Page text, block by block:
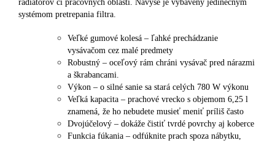
radiátorov či pracovných oblastí. Navyše je vybavený jedinečným
systémom pretrepania filtra.
Veľké gumové kolesá – ľahké prechádzanie
vysávačom cez malé predmety
Robustný – oceľový rám chráni vysávač pred nárazmi
a škrabancami.
Výkon – o silné sanie sa stará celých 780 W výkonu
Veľká kapacita – prachové vrecko s objemom 6,25 l
znamená, že ho nebudete musieť meniť príliš často
Dvojúčelový – dokáže čistiť tvrdé povrchy aj koberce
Funkcia fúkania – odfúknite prach spoza nábytku,